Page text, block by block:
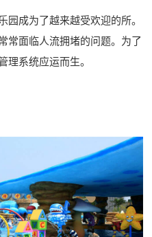
园成为了越来越受欢迎的所。
常面临人流拥堵的问题。为了
理系统应运而生。